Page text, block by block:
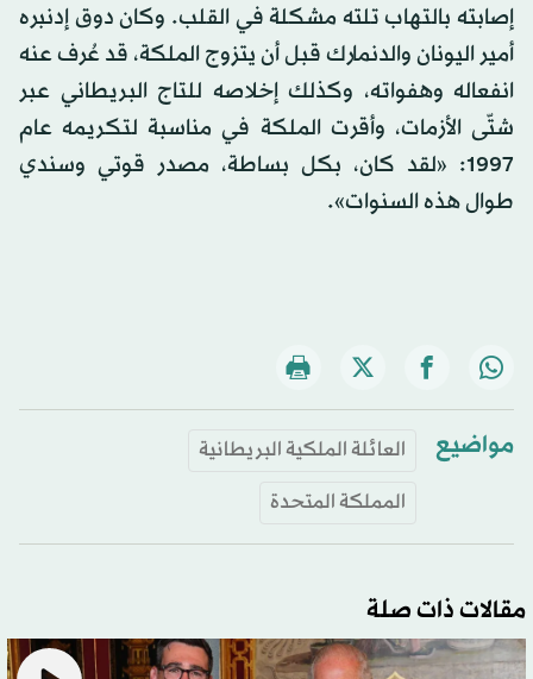
إصابته بالتهاب تلته مشكلة في القلب. وكان دوق إدنبره
أمير اليونان والدنمارك قبل أن يتزوج الملكة، قد عُرف عنه
انفعاله وهفواته، وكذلك إخلاصه للتاج البريطاني عبر
شتّى الأزمات، وأقرت الملكة في مناسبة لتكريمه عام
1997: «لقد كان، بكل بساطة، مصدر قوتي وسندي
طوال هذه السنوات».
مواضيع
العائلة الملكية البريطانية
المملكة المتحدة
مقالات ذات صلة